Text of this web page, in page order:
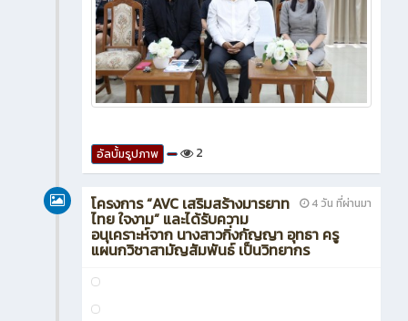
อัลบั้มรูปภาพ 2
4 วัน ที่ผ่านมา
โครงการ “AVC เสริมสร้างมารยาท
ไทย ใจงาม” และได้รับความ
อนุเคราะห์จาก นางสาวกิ่งกัญญา อุทธา ครู
แผนกวิชาสามัญสัมพันธ์ เป็นวิทยากร